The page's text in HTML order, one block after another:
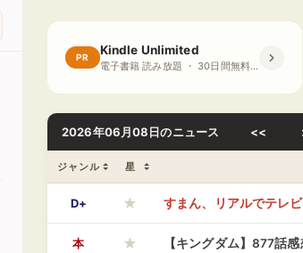
PR Kindle Unlimited
電子書籍 読み放題 ・ 30日間無料体験
2026年06月08日のニュース <<
ジャンル 星
D+ ★ すまん、リアルでテレ
ツーだよな？
本 ★ 【キングダム】877話